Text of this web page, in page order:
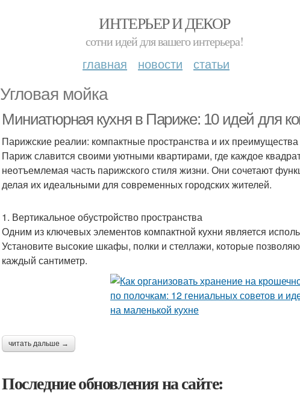
ИНТЕРЬЕР И ДЕКОР
сотни идей для вашего интерьера!
главная новости статьи
Угловая мойка
Миниатюрная кухня в Париже: 10 идей для
Парижские реалии: компактные пространства и их преимущества
Париж славится своими уютными квартирами, где каждое
неотъемлемая часть парижского стиля жизни. Они сочетают
делая их идеальными для современных городских жителей.
1. Вертикальное обустройство пространства
Одним из ключевых элементов компактной кухни является
Установите высокие шкафы, полки и стеллажи, которые
каждый сантиметр.
читать дальше →
Последние обновления на сайте: